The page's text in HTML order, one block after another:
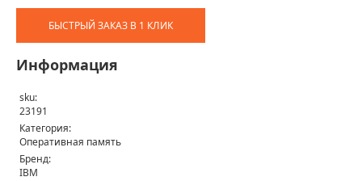
БЫСТРЫЙ ЗАКАЗ В 1 КЛИК
Информация
sku:
23191
Категория:
Оперативная память
Бренд:
IBM